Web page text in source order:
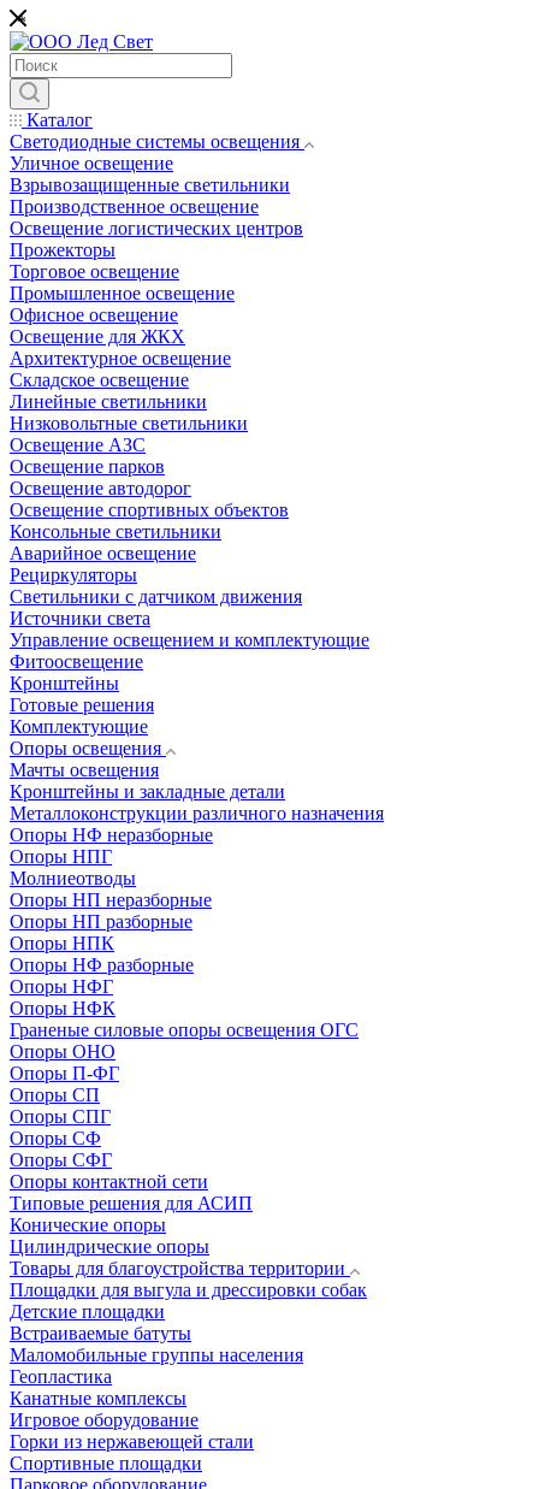
Каталог
Светодиодные системы освещения
Уличное освещение
Взрывозащищенные светильники
Производственное освещение
Освещение логистических центров
Прожекторы
Торговое освещение
Промышленное освещение
Офисное освещение
Освещение для ЖКХ
Архитектурное освещение
Складское освещение
Линейные светильники
Низковольтные светильники
Освещение АЗС
Освещение парков
Освещение автодорог
Освещение спортивных объектов
Консольные светильники
Аварийное освещение
Рециркуляторы
Светильники с датчиком движения
Источники света
Управление освещением и комплектующие
Фитоосвещение
Кронштейны
Готовые решения
Комплектующие
Опоры освещения
Мачты освещения
Кронштейны и закладные детали
Металлоконструкции различного назначения
Опоры НФ неразборные
Опоры НПГ
Молниеотводы
Опоры НП неразборные
Опоры НП разборные
Опоры НПК
Опоры НФ разборные
Опоры НФГ
Опоры НФК
Граненые силовые опоры освещения ОГС
Опоры ОНО
Опоры П-ФГ
Опоры СП
Опоры СПГ
Опоры СФ
Опоры СФГ
Опоры контактной сети
Типовые решения для АСИП
Конические опоры
Цилиндрические опоры
Товары для благоустройства территории
Площадки для выгула и дрессировки собак
Детские площадки
Встраиваемые батуты
Маломобильные группы населения
Геопластика
Канатные комплексы
Игровое оборудование
Горки из нержавеющей стали
Спортивные площадки
Парковое оборудование
*